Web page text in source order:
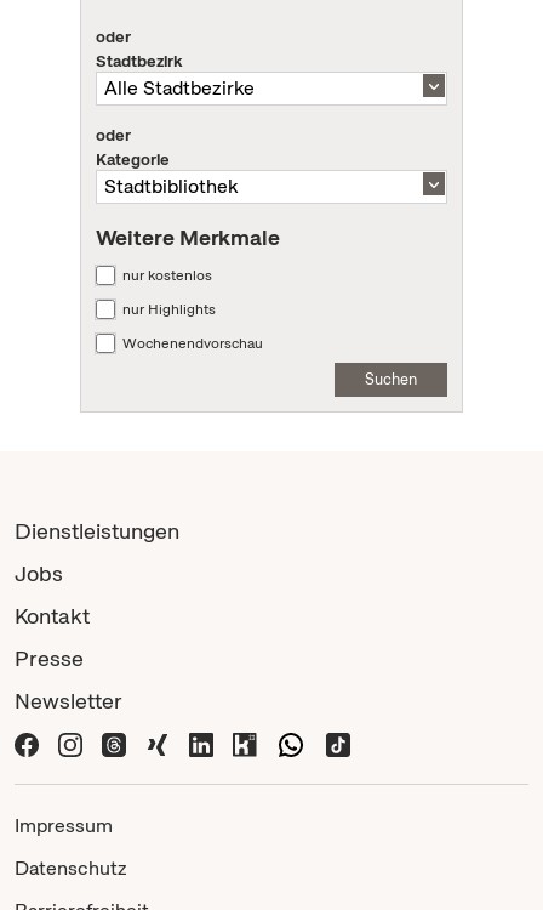
oder
Stadtbezirk
oder
Kategorie
Weitere Merkmale
nur kostenlos
nur Highlights
Wochenendvorschau
Suchen
Dienstleistungen
Jobs
Kontakt
Presse
Newsletter
Impressum
Datenschutz